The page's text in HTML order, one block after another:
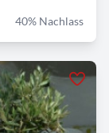
40% Nachlass